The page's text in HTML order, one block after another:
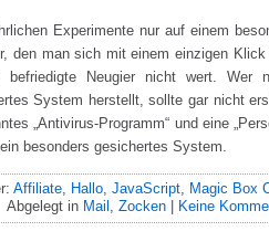
Experimente nur auf einem
den man sich mit einem einzigen
befriedigte Neugier nicht wert. Wer
System herstellt, sollte gar nicht
„Antivirus-Programm“ und eine
besonders gesichertes System.
Affiliate, Hallo, JavaScript, Magic Box
Abgelegt in Mail Zocken| Keine